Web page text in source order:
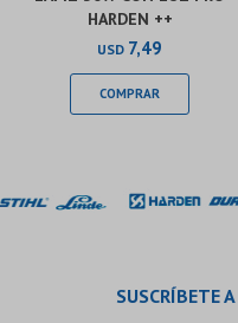
HARDEN ++
USD 7,49
SUSCRÍBETE